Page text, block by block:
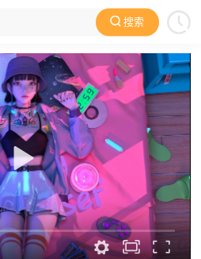
搜索
国产动漫 欧美动漫 动漫电影